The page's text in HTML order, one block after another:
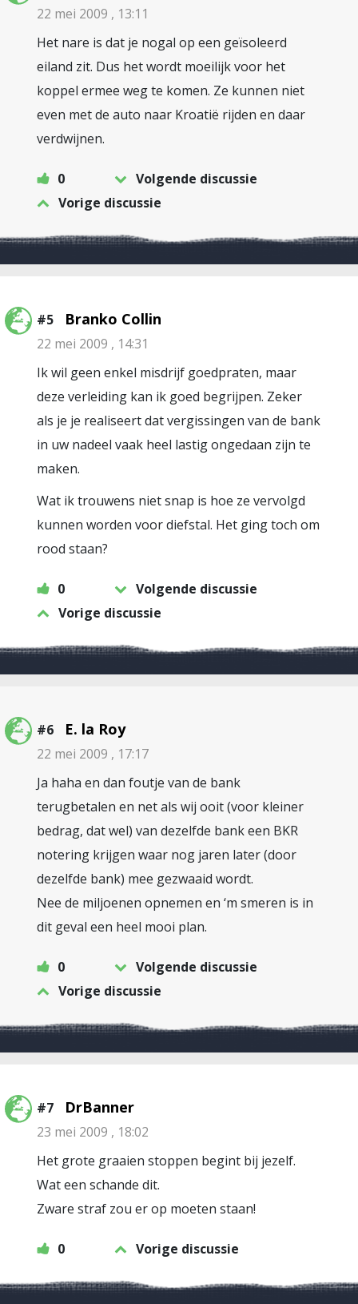
22 mei 2009 , 13:11
Het nare is dat je nogal op een geïsoleerd
eiland zit. Dus het wordt moeilijk voor het
koppel ermee weg te komen. Ze kunnen niet
even met de auto naar Kroatië rijden en daar
verdwijnen.
0
Volgende discussie
Vorige discussie
#5 Branko Collin
22 mei 2009 , 14:31
Ik wil geen enkel misdrijf goedpraten, maar
deze verleiding kan ik goed begrijpen. Zeker
als je je realiseert dat vergissingen van de bank
in uw nadeel vaak heel lastig ongedaan zijn te
maken.
Wat ik trouwens niet snap is hoe ze vervolgd
kunnen worden voor diefstal. Het ging toch om
rood staan?
0
Volgende discussie
Vorige discussie
#6 E. la Roy
22 mei 2009 , 17:17
Ja haha en dan foutje van de bank
terugbetalen en net als wij ooit (voor kleiner
bedrag, dat wel) van dezelfde bank een BKR
notering krijgen waar nog jaren later (door
dezelfde bank) mee gezwaaid wordt.
Nee de miljoenen opnemen en ‘m smeren is in
dit geval een heel mooi plan.
0
Volgende discussie
Vorige discussie
#7 DrBanner
23 mei 2009 , 18:02
Het grote graaien stoppen begint bij jezelf.
Wat een schande dit.
Zware straf zou er op moeten staan!
0 Vorige discussie